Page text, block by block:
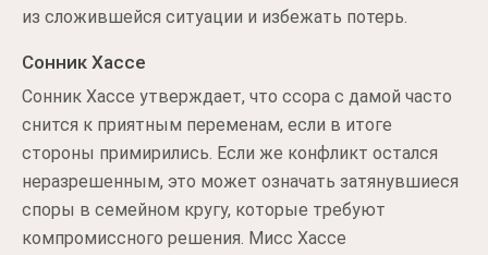
из сложившейся ситуации и избежать потерь.
Сонник Хассе
Сонник Хассе утверждает, что ссора с дамой часто
снится к приятным переменам, если в итоге
стороны примирились. Если же конфликт остался
неразрешенным, это может означать затянувшиеся
споры в семейном кругу, которые требуют
компромиссного решения. Мисс Хассе